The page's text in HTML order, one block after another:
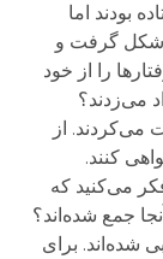
بودند اما
شکل گرفت و
را از خود
می‌زدند؟
می‌کردند. از
کنند.
می‌کنید که
جمع شده‌اند؟
شده‌اند. برای